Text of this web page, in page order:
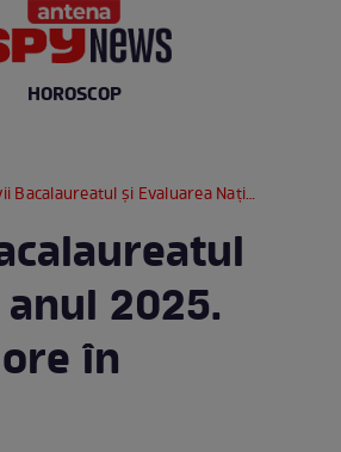
HOROSCOP
Națională în anul 2025. Au apărut schimbări majore în calendar
2025.
în